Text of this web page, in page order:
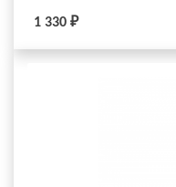
1 330 ₽